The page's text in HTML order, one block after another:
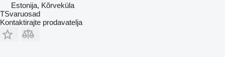
Estonija, Kõrveküla
TSvaruosad
Kontaktirajte prodavatelja